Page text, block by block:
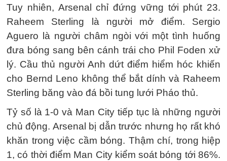
Tuy nhiên, Arsenal chỉ đứng vững tới phút 23.
Raheem Sterling là người mở điểm. Sergio
Aguero là người châm ngòi với một tình huống
đưa bóng sang bên cánh trái cho Phil Foden xử
lý. Cầu thủ người Anh dứt điểm hiểm hóc khiến
cho Bernd Leno không thể bắt dính và Raheem
Sterling băng vào đá bồi tung lưới Pháo thủ.
Tỷ số là 1-0 và Man City tiếp tục là những người
chủ động. Arsenal bị dẫn trước nhưng họ rất khó
khăn trong việc cầm bóng. Thậm chí, trong hiệp
1, có thời điểm Man City kiểm soát bóng tới 86%.